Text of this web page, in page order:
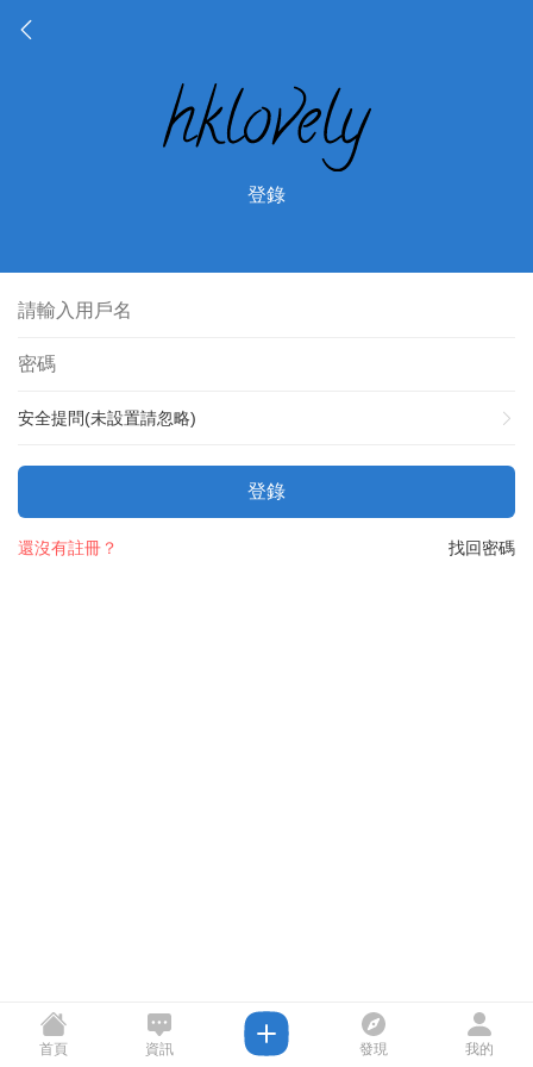
登錄
安全提問(未設置請忽略)
登錄
找回密碼
還沒有註冊？
首頁 資訊 發現 我的